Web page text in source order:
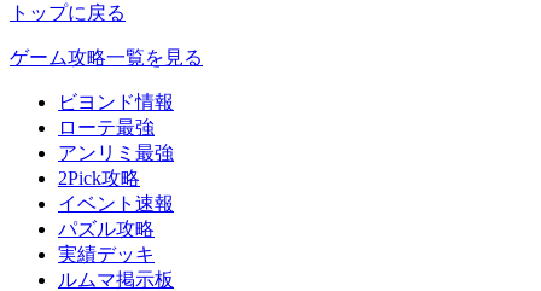
トップに戻る
ゲーム攻略一覧を見る
ビヨンド情報
ローテ最強
アンリミ最強
2Pick攻略
イベント速報
パズル攻略
実績デッキ
ルムマ掲示板